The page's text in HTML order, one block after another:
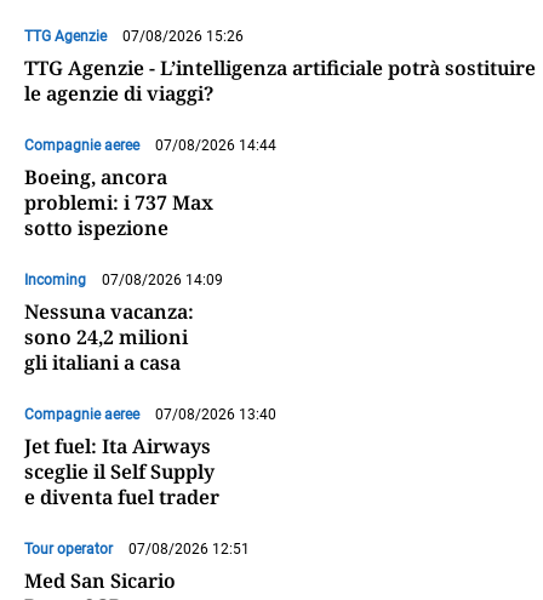
TTG Agenzie 07/08/2026 15:26
TTG Agenzie - L’intelligenza artificiale potrà sostituire
le agenzie di viaggi?
Compagnie aeree 07/08/2026 14:44
Boeing, ancora
problemi: i 737 Max
sotto ispezione
Incoming 07/08/2026 14:09
Nessuna vacanza:
sono 24,2 milioni
gli italiani a casa
Compagnie aeree 07/08/2026 13:40
Jet fuel: Ita Airways
sceglie il Self Supply
e diventa fuel trader
Tour operator 07/08/2026 12:51
Med San Sicario